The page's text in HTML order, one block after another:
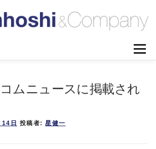
メニュ
ミッションとビジョン 業務内容
ムニュースに掲載され
日 投稿者: 星健一